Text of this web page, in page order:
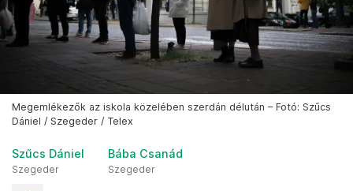
Megemlékezők az iskola közelében szerdán délután – Fotó: Szűcs
Dániel / Szegeder / Telex
Szűcs Dániel
Szegeder
Bába Csanád
Szegeder